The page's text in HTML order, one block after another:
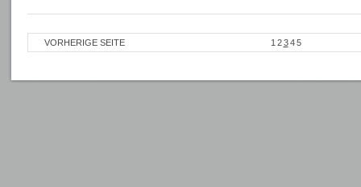
VORHERIGE SEITE 1 2 3 4 5